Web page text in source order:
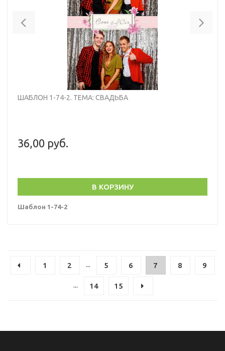
ШАБЛОН 1-74-2. ТЕМА: СВАДЬБА
36,00 руб.
В КОРЗИНУ
Шаблон 1-74-2
1 2 ... 5 6 7 8 9
... 14 15